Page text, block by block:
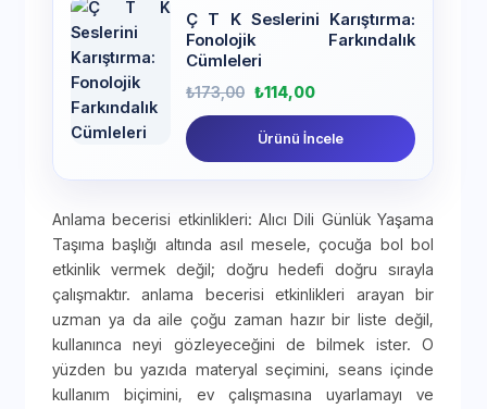
Ç T K Seslerini Karıştırma:
Fonolojik Farkındalık
Cümleleri
₺173,00 ₺114,00
Ürünü İncele
Anlama becerisi etkinlikleri: Alıcı Dili Günlük Yaşama
Taşıma başlığı altında asıl mesele, çocuğa bol bol
etkinlik vermek değil; doğru hedefi doğru sırayla
çalışmaktır. anlama becerisi etkinlikleri arayan bir
uzman ya da aile çoğu zaman hazır bir liste değil,
kullanınca neyi gözleyeceğini de bilmek ister. O
yüzden bu yazıda materyal seçimini, seans içinde
kullanım biçimini, ev çalışmasına uyarlamayı ve